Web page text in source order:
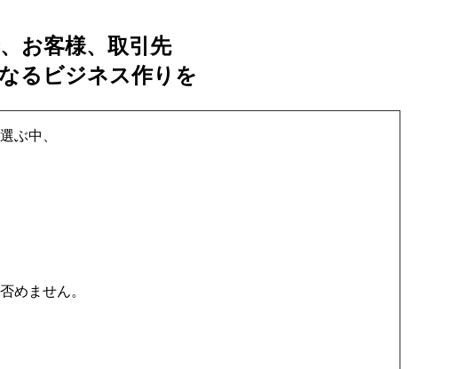
お客様、取引先
るビジネス作りを
ぶ中、
めません。